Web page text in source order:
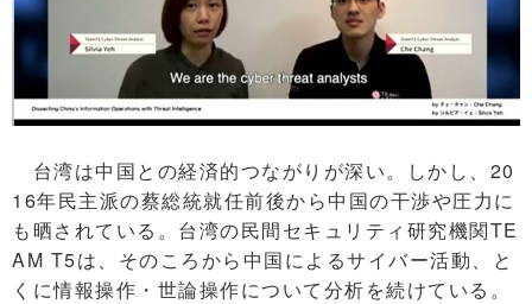
台湾は中国との経済的つながりが深い。しかし、20
16年民主派の蔡総統就任前後から中国の干渉や圧力に
も晒されている。台湾の民間セキュリティ研究機関TE
AM T5は、そのころから中国によるサイバー活動、と
くに情報操作・世論操作について分析を続けている。